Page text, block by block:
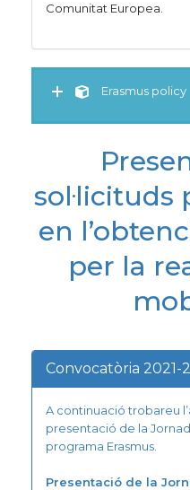
Comunitat Europea.
Erasmus policy
en
per la
Convocatòria 2021-
A continuació trobareu
presentació de la
programa Erasmus.
Presentació de la